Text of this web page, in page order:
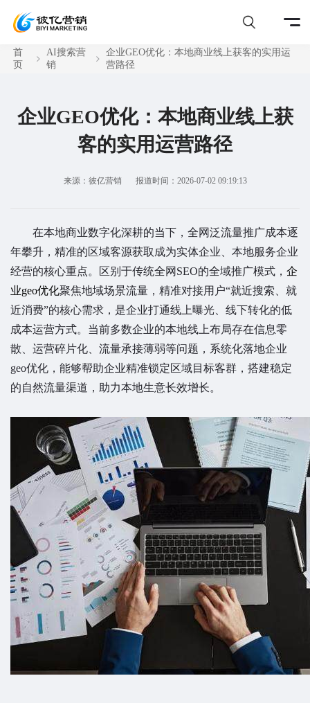
首
页
AI搜索营
销
企业GEO优化：本地商业线上获客的实用运
营路径
企业GEO优化：本地商业线上获
客的实用运营路径
来源：彼亿营销 报道时间：2026-07-02 09:19:13
在本地商业数字化深耕的当下，全网泛流量推广成本逐
年攀升，精准的区域客源获取成为实体企业、本地服务企业
经营的核心重点。区别于传统全网SEO的全域推广模式， 企
业geo优化聚焦地域场景流量，精准对接用户“就近搜索、就
近消费”的核心需求，是企业打通线上曝光、线下转化的低
成本运营方式。当前多数企业的本地线上布局存在信息零
散、运营碎片化、流量承接薄弱等问题，系统化落地企业
geo优化，能够帮助企业精准锁定区域目标客群，搭建稳定
的自然流量渠道，助力本地生意长效增长。